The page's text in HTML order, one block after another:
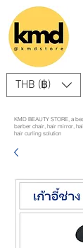
THB (฿)
KMD BEAUTY STORE, a
barber chair, hair mirror,
hair curling solution